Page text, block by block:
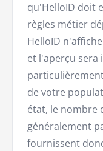
qu'HelloID doit
règles métier
HelloID
et l'aperçu sera
de votre
état, le nombre
généralement
fournissent